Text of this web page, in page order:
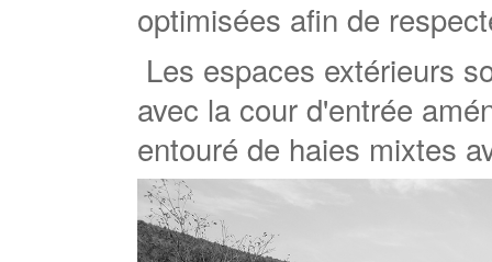
optimisées afin de
Les espaces extérieurs
avec la cour d'entrée
entouré de haies mixtes